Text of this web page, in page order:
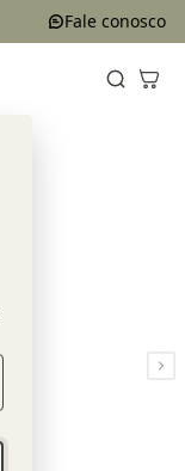
Fale conosco